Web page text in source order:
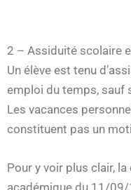
2 – Assiduité scolaire
Un élève est tenu
emploi du temps, sauf
Les vacances
constituent pas un
Pour y voir plus clair,
académique du 11/